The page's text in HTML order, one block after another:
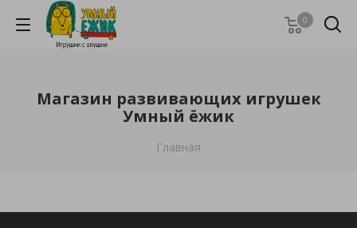
0
Магазин развивающих игрушек
Умный ёжик
Главная